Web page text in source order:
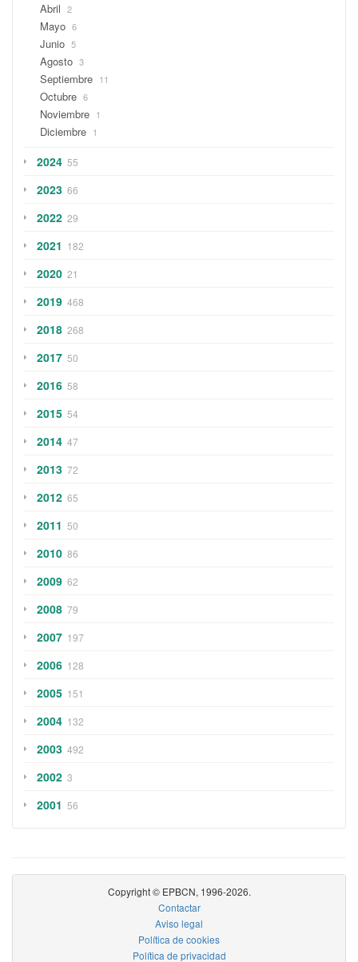
Abril 2
Mayo 6
Junio 5
Agosto 3
Septiembre 11
Octubre 6
Noviembre 1
Diciembre 1
2024 55
2023 66
2022 29
2021 182
2020 21
2019 468
2018 268
2017 50
2016 58
2015 54
2014 47
2013 72
2012 65
2011 50
2010 86
2009 62
2008 79
2007 197
2006 128
2005 151
2004 132
2003 492
2002 3
2001 56
Copyright © EPBCN, 1996-2026.
Contactar
Aviso legal
Política de cookies
Política de privacidad